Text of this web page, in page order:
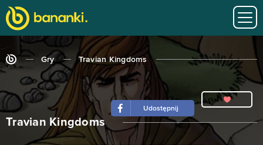
Gry Travian Kingdoms
Udostępnij
Travian Kingdoms